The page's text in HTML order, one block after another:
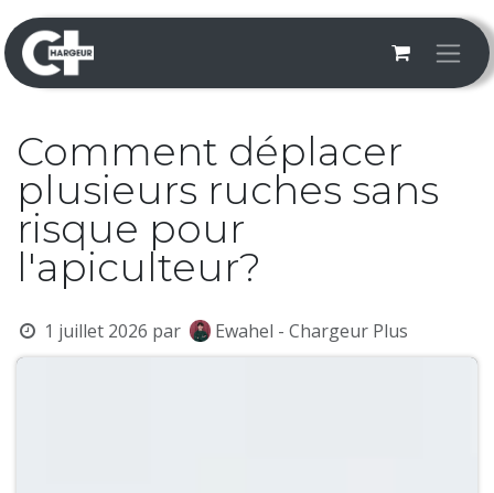
Se rendre au contenu
Comment déplacer
plusieurs ruches sans
risque pour
l'apiculteur?
1 juillet 2026 par Ewahel - Chargeur Plus